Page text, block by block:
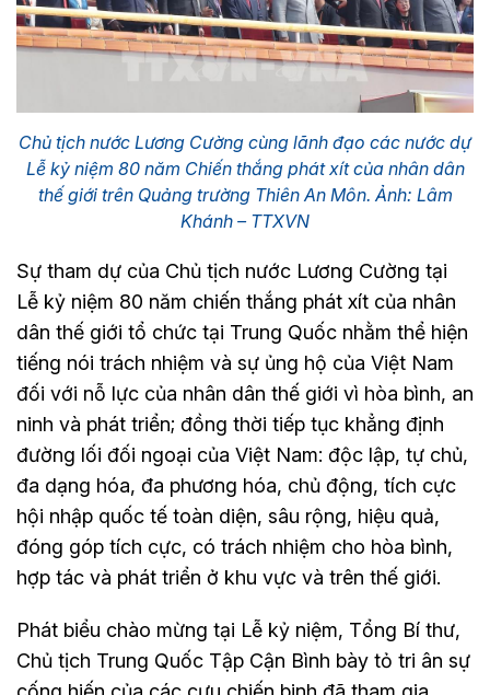
Chủ tịch nước Lương Cường cùng lãnh đạo các nước dự
Lễ kỷ niệm 80 năm Chiến thắng phát xít của nhân dân
thế giới trên Quảng trường Thiên An Môn. Ảnh: Lâm
Khánh – TTXVN
Sự tham dự của Chủ tịch nước Lương Cường tại
Lễ kỷ niệm 80 năm chiến thắng phát xít của nhân
dân thế giới tổ chức tại Trung Quốc nhằm thể hiện
tiếng nói trách nhiệm và sự ủng hộ của Việt Nam
đối với nỗ lực của nhân dân thế giới vì hòa bình, an
ninh và phát triển; đồng thời tiếp tục khẳng định
đường lối đối ngoại của Việt Nam: độc lập, tự chủ,
đa dạng hóa, đa phương hóa, chủ động, tích cực
hội nhập quốc tế toàn diện, sâu rộng, hiệu quả,
đóng góp tích cực, có trách nhiệm cho hòa bình,
hợp tác và phát triển ở khu vực và trên thế giới.
Phát biểu chào mừng tại Lễ kỷ niệm, Tổng Bí thư,
Chủ tịch Trung Quốc Tập Cận Bình bày tỏ tri ân sự